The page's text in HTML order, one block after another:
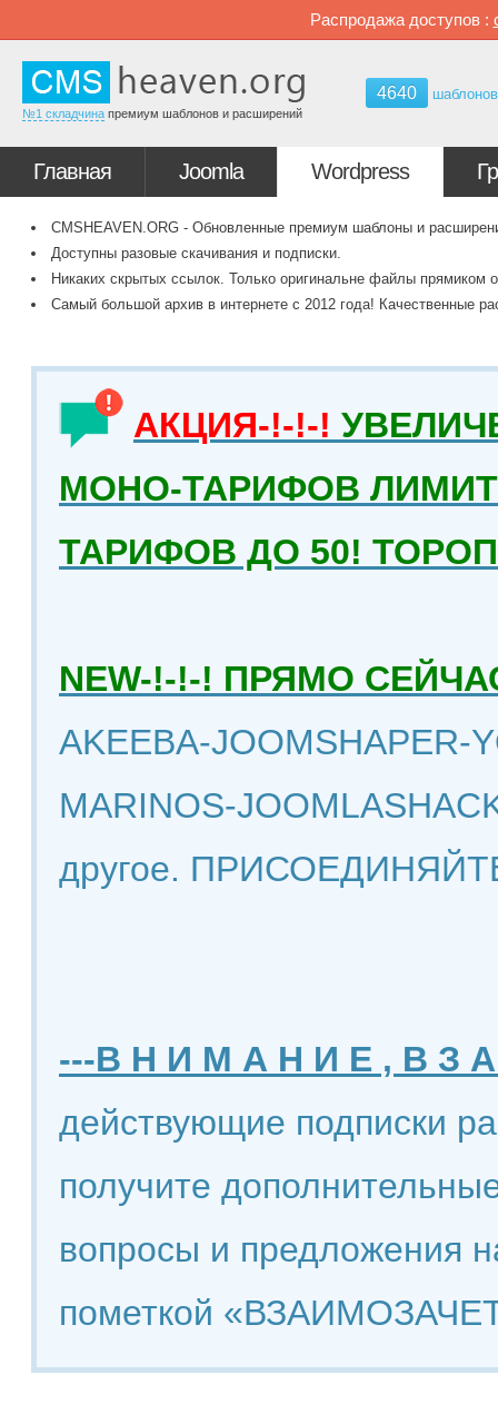
Распродажа доступов :
№1 складчина премиум шаблонов и расширений
4640 шаблонов
Главная Joomla Wordpress
CMSHEAVEN.ORG - Обновленные премиум шаблоны и
Доступны разовые скачивания и подписки.
Никаких скрытых ссылок. Только оригинальне файлы прямиком
Самый большой архив в интернете с 2012 года! Качественные
АКЦИЯ-!-!-!
МОНО-ТАРИФОВ
ТАРИФОВ ДО 50!
NEW-!-!-! ПРЯМО
AKEEBA-JOOMSHAPER-
MARINOS-
другое.
---В Н И М А Н И Е , В З
действующие подписки
получите
вопросы и предложения
пометкой